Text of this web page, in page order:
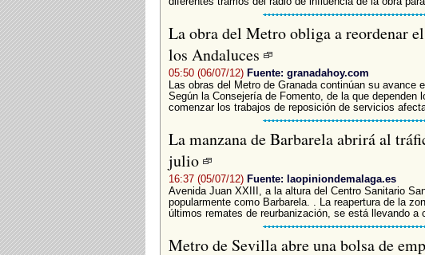
La obra del Metro obliga a reordenar
los Andaluces
05:50 (06/07/12) Fuente: granadahoy.com
Las obras del Metro de Granada continúan su avance
Según la Consejería de Fomento, de la que dependen
comenzar los trabajos de reposición de servicios
La manzana de Barbarela abrirá al
julio
16:37 (05/07/12) Fuente: laopiniondemalaga.es
Avenida Juan XXIII, a la altura del Centro Sanitario
popularmente como Barbarela. . La reapertura de la
últimos remates de reurbanización, se está llevando a
Metro de Sevilla abre una bolsa de